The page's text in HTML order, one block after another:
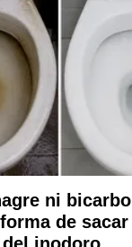
ni
de